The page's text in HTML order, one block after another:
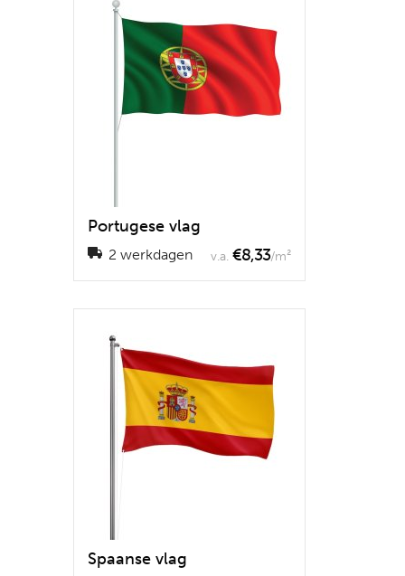
Portugese vlag
2 werkdagen v.a. €8,33/m²
Spaanse vlag